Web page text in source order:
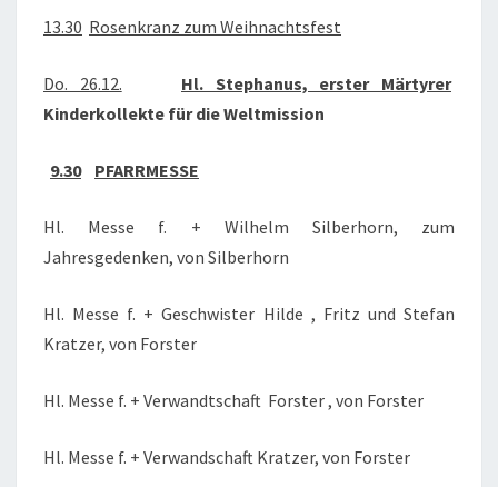
13.30 Rosenkranz zum Weihnachtsfest
Do. 26.12.
Hl. Stephanus, erster Märtyrer
Kinderkollekte für die Weltmission
9.30 PFARRMESSE
Hl. Messe f. + Wilhelm Silberhorn, zum
Jahresgedenken, von Silberhorn
Hl. Messe f. + Geschwister Hilde , Fritz und Stefan
Kratzer, von Forster
Hl. Messe f. + Verwandtschaft Forster , von Forster
Hl. Messe f. + Verwandschaft Kratzer, von Forster